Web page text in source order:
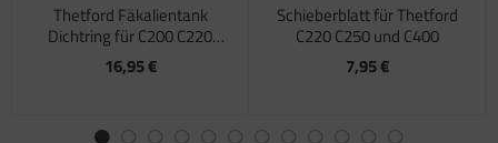
Thetford Fäkalientank
Dichtring für C200 C220
C250 C400 C500 C2 C3 C4
16,95 €
Schieberblatt für Thetford
C220 C250 und C400
7,95 €